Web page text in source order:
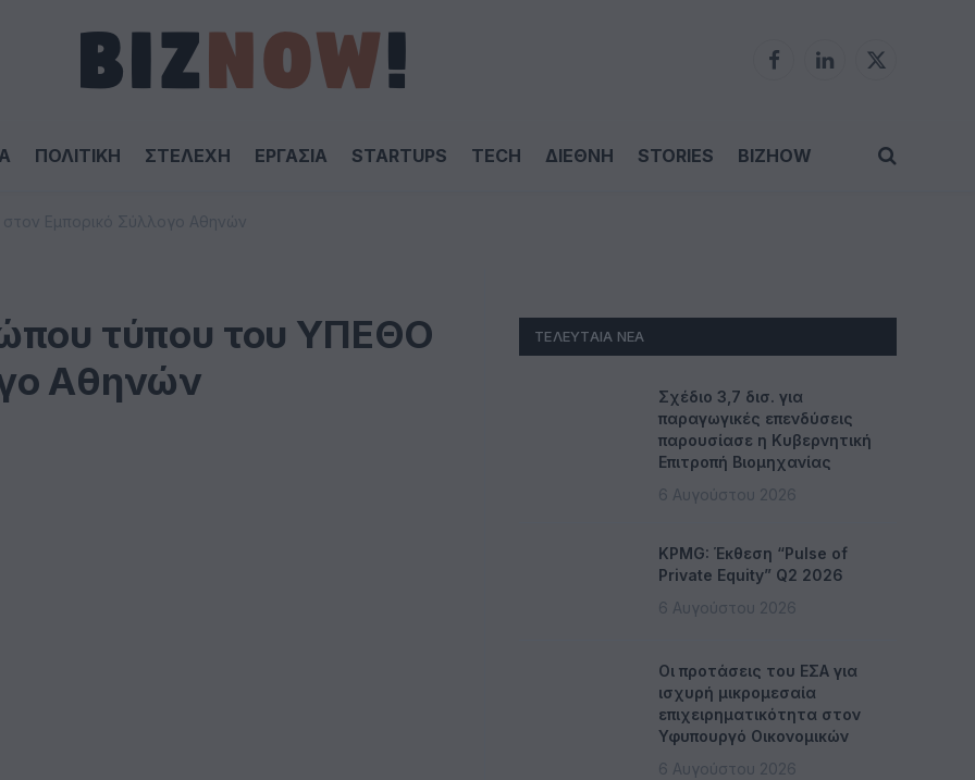
FacebookLinkedIn
X
ΠΟΛΙΤΙΚΗ ΣΤΕΛΕΧΗ ΕΡΓΑΣΙΑ STARTUPS TECH ΔΙΕΘΝΗ STORIES BIZHOW
τύπου του ΥΠΕΘΟ
Αθηνών
ΤΕΛΕΥΤΑΊΑ ΝΈΑ
Σχέδιο 3,7 δισ. για
παραγωγικές επενδύσεις
παρουσίασε η Κυβερνητική
Επιτροπή Βιομηχανίας
6 Αυγούστου 2026
KPMG: Έκθεση “Pulse of
Private Equity” Q2 2026
6 Αυγούστου 2026
Οι προτάσεις του ΕΣΑ για
ισχυρή μικρομεσαία
επιχειρηματικότητα στον
Υφυπουργό Οικονομικών
6 Αυγούστου 2026